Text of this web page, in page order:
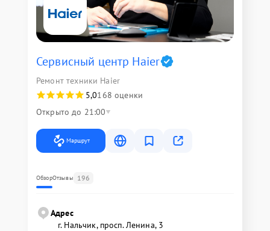
Сервисный центр Haier
Ремонт техники Haier
5,0168 оценки
Открыто до 21:00
Маршрут
ОбзорОтзывы 196
Адрес
г. Нальчик, просп. Ленина, 3